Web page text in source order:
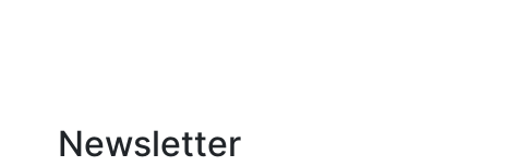
Newsletter